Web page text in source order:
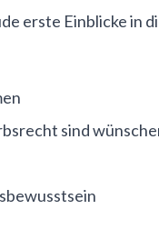
erste Einblicke in
sind